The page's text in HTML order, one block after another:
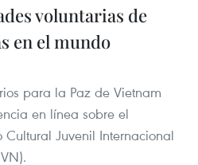
voluntarias de
en el mundo
para la Paz de Vietnam
en línea sobre el
Juvenil Internacional